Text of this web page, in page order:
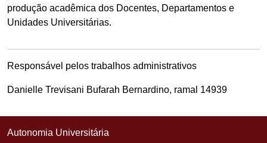
produção acadêmica dos Docentes, Departamentos e
Unidades Universitárias.
Responsável pelos trabalhos administrativos
Danielle Trevisani Bufarah Bernardino, ramal 14939
Autonomia Universitária